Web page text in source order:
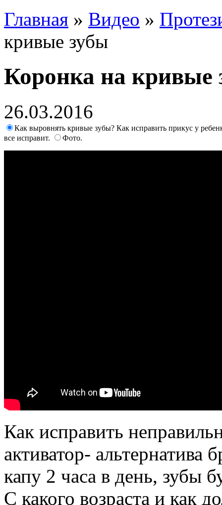
Главная » Видео »
кривые зубы
Коронка на кривые
26.03.2016
Как выровнять кривые зубы? Как исправить прикус у
все исправит.
Фото.
Как исправить
активатор- альтернатива
капу 2 часа в день, зубы
С какого возраста и как